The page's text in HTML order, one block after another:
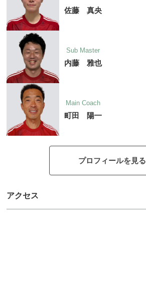
佐藤 真央
Sub Master
内藤 雅也
Main Coach
町田 陽一
プロフィールを見る
アクセス